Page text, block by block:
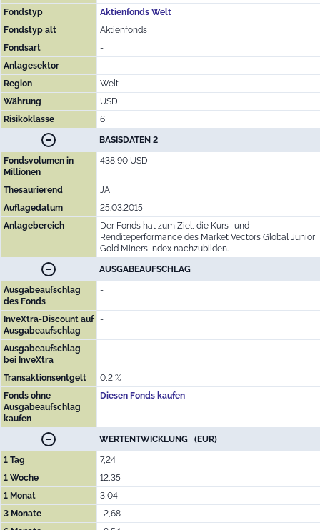
Fondstyp
Aktienfonds Welt
Fondstyp alt
Aktienfonds
Fondsart
-
Anlagesektor
-
Region
Welt
Währung
USD
Risikoklasse
6
BASISDATEN 2
Fondsvolumen in
Millionen
438,90 USD
Thesaurierend
JA
Auflagedatum
25.03.2015
Anlagebereich
Der Fonds hat zum Ziel, die Kurs- und
Renditeperformance des Market Vectors Global Junior
Gold Miners Index nachzubilden.
AUSGABEAUFSCHLAG
Ausgabeaufschlag
des Fonds
-
InveXtra-Discount auf
Ausgabeaufschlag
-
Ausgabeaufschlag
bei InveXtra
-
Transaktionsentgelt
0,2 %
Fonds ohne
Ausgabeaufschlag
kaufen
Diesen Fonds kaufen
WERTENTWICKLUNG (EUR)
1 Tag
7,24
1 Woche
12,35
1 Monat
3,04
3 Monate
-2,68